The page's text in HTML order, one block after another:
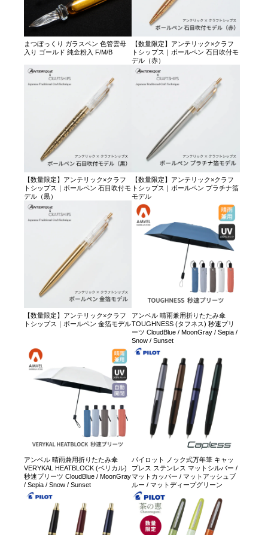
まつぼっくり ガラスペン 色管雲母
入り ゴールド 純金粉入 F/M/B
【数量限定】アンテリック×クラフ
トシップス｜ボールペン 石目吹付モ
デル（赤）
【数量限定】アンテリック×クラフ
トシップス｜ボールペン 石目吹付モ
デル（黒）
【数量限定】アンテリック×クラフ
トシップス｜ボールペン プラチナ箔
モデル
【数量限定】アンテリック×クラフ
トシップス｜ボールペン 金箔モデル
アンベル 晴雨兼用折りたたみ傘
TOUGHNESS (タフネス) 秒速プリ
ーツ CloudBlue / MoonGray / Sepia /
Snow / Sunset
アンベル 晴雨兼用折りたたみ傘
VERYKAL HEATBLOCK (ベリカル)
秒速プリーツ CloudBlue / MoonGray
/ Sepia / Snow / Sunset
パイロット ノック式万年筆 キャッ
プレス ステンレス マットシルバー /
マットカッパー / マットアッシュブ
ルー / マットディープグリーン